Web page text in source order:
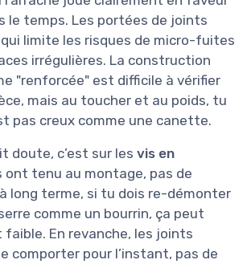
le temps. Les portées de joints
limite les risques de micro-fuites
irrégulières. La construction
"renforcée" est difficile à vérifier
mais au toucher et au poids, tu
pas creux comme une canette.
doute, c’est sur les vis en
ont tenu au montage, pas de
long terme, si tu dois re-démonter
comme un bourrin, ça peut
faible. En revanche, les joints
comporter pour l’instant, pas de